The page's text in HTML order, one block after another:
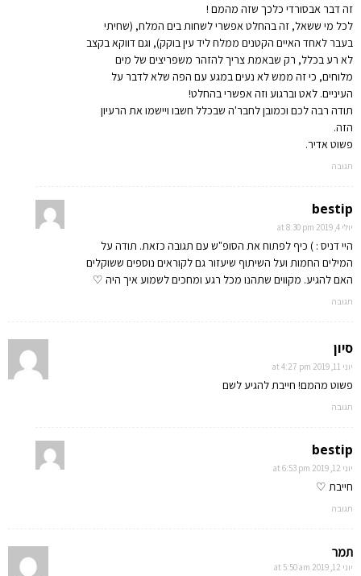
זה דבר אבסורדי כלכך שזה מהמם !
לכל מי ששאל, זה בהחלט אפשרי לשחות בים המלח, (שחיתי
בעבר לאחד האיים הקטנים ממלח ליד עין בוקק), וגם דווקא בקצב
לא רע בכלל, רק שבאמת צריך להזהר משפריצים של מים
מלוחים, כי זה ממש לא נעים במגע עם הפה שלא לדבר על
העיניים. לאט וברגוע וזה אפשרי בהחלט!
תודה רבה לכם וכמובן לחבר'ה שבכלל חשבו ויישמו את הרעיון
הזה.
פשוט אדיר.
תגובה
bestip
יולי 4, 2019 at 8:30 pm
היי דניס : ) כיף לפתוח את הסופ"ש עם תגובה כזאת. תודה על
המילים החמות ועל השיתוף שיעזור גם לקוראים נוספים ששוקלים
האם להגיע. מקווים שתהנו מכל רגע ומחכים לשמוע איך היה ♡
תגובה
סיון
יוני 11, 2019 at 4:27 pm
פשוט מהמם! חייבת להגיע לשם
תגובה
bestip
יוני 12, 2019 at 6:53 pm
חייבת ♡
תגובה
תמר
יוני 12, 2019 at 5:50 am